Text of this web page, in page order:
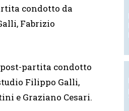
condotto da
Fabrizio
post-partita condotto
Filippo Galli,
e Graziano Cesari.